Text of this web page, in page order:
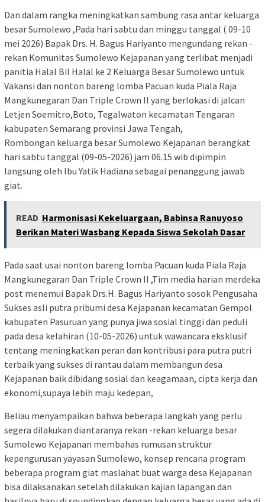
Dan dalam rangka meningkatkan sambung rasa antar keluarga
besar Sumolewo ,Pada hari sabtu dan minggu tanggal ( 09-10
mei 2026) Bapak Drs. H. Bagus Hariyanto mengundang rekan -
rekan Komunitas Sumolewo Kejapanan yang terlibat menjadi
panitia Halal Bil Halal ke 2 Keluarga Besar Sumolewo untuk
Vakansi dan nonton bareng lomba Pacuan kuda Piala Raja
Mangkunegaran Dan Triple Crown II yang berlokasi di jalcan
Letjen Soemitro,Boto, Tegalwaton kecamatan Tengaran
kabupaten Semarang provinsi Jawa Tengah,
Rombongan keluarga besar Sumolewo Kejapanan berangkat
hari sabtu tanggal (09-05-2026) jam 06.15 wib dipimpin
langsung oleh Ibu Yatik Hadiana sebagai penanggung jawab
giat.
READ Harmonisasi Kekeluargaan, Babinsa Ranuyoso
Berikan Materi Wasbang Kepada Siswa Sekolah Dasar
Pada saat usai nonton bareng lomba Pacuan kuda Piala Raja
Mangkunegaran Dan Triple Crown II ,Tim media harian merdeka
post menemui Bapak Drs.H. Bagus Hariyanto sosok Pengusaha
Sukses asli putra pribumi desa Kejapanan kecamatan Gempol
kabupaten Pasuruan yang punya jiwa sosial tinggi dan peduli
pada desa kelahiran (10-05-2026) untuk wawancara eksklusif
tentang meningkatkan peran dan kontribusi para putra putri
terbaik yang sukses di rantau dalam membangun desa
Kejapanan baik dibidang sosial dan keagamaan, cipta kerja dan
ekonomi,supaya lebih maju kedepan,
Beliau menyampaikan bahwa beberapa langkah yang perlu
segera dilakukan diantaranya rekan -rekan keluarga besar
Sumolewo Kejapanan membahas rumusan struktur
kepengurusan yayasan Sumolewo, konsep rencana program
beberapa program giat maslahat buat warga desa Kejapanan
bisa dilaksanakan setelah dilakukan kajian lapangan dan